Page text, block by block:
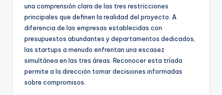
una comprensión clara de las tres restricciones
principales que definen la realidad del proyecto. A
diferencia de las empresas establecidas con
presupuestos abundantes y departamentos dedicados,
las startups a menudo enfrentan una escasez
simultánea en las tres áreas. Reconocer esta tríada
permite a la dirección tomar decisiones informadas
sobre compromisos.